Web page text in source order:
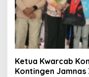
Ketua Kwarcab
Kontingen Jamnas